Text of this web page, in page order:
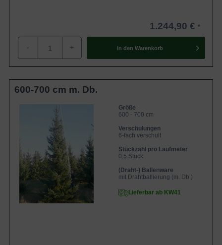
1.244,90 €
- + In den Warenkorb
600-700 cm m. Db.
Größe
600 - 700 cm
Verschulungen
6-fach verschult
Stückzahl pro Laufmeter
0,5 Stück
(Draht-) Ballenware
mit Drahtballierung (m. Db.)
Lieferbar ab KW41